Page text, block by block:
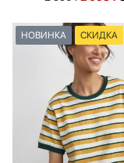
НОВИНКА СКИДКА